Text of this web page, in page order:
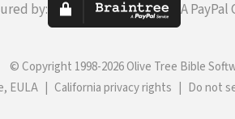
by: A PayPal
© Copyright 1998-2026 Olive Tree Bible
EULA
California privacy rights Do not